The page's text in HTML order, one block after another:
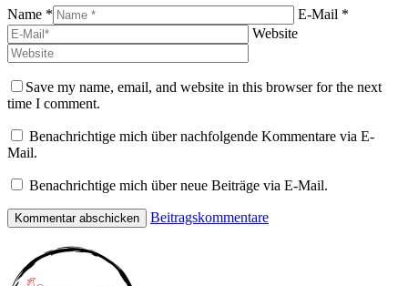
Name *
E-Mail *
Website
Save my name, email, and website in this browser for the next
time I comment.
Benachrichtige mich über nachfolgende Kommentare via E-
Mail.
Benachrichtige mich über neue Beiträge via E-Mail.
Beitragskommentare